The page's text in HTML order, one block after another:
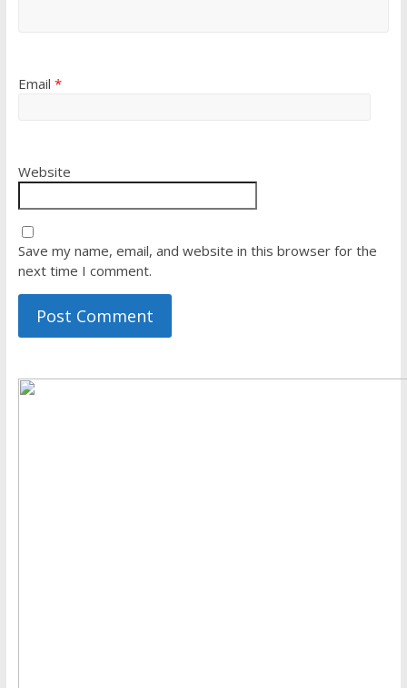
Email *
Website
Save my name, email, and website in this browser for the
next time I comment.